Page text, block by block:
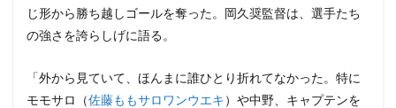
じ形から勝ち越しゴールを奪った。岡久奨監督は、選手たち
の強さを誇らしげに語る。
「外から見ていて、ほんまに誰ひとり折れてなかった。特に
モモサロ（佐藤ももサロワンウエキ）や中野、キャプテンを